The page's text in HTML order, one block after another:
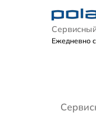
Ежедневно